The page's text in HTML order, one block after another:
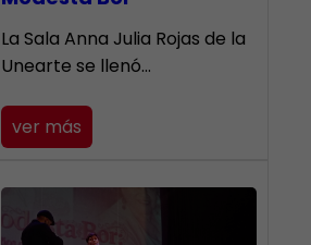
​La Sala Anna Julia Rojas de la
Unearte se llenó…
ver más